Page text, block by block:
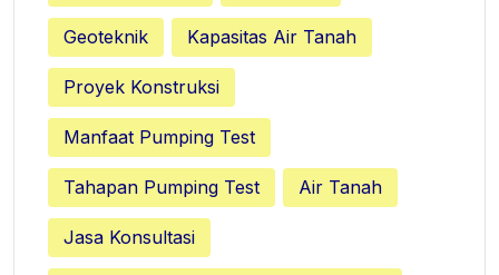
Geoteknik Kapasitas Air Tanah
Proyek Konstruksi
Manfaat Pumping Test
Tahapan Pumping Test Air Tanah
Jasa Konsultasi